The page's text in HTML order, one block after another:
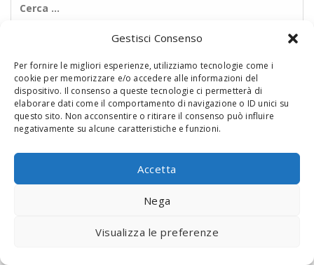
Gestisci Consenso
Per fornire le migliori esperienze, utilizziamo tecnologie come i
cookie per memorizzare e/o accedere alle informazioni del
dispositivo. Il consenso a queste tecnologie ci permetterà di
elaborare dati come il comportamento di navigazione o ID unici su
questo sito. Non acconsentire o ritirare il consenso può influire
negativamente su alcune caratteristiche e funzioni.
Accetta
Nega
Visualizza le preferenze
© 2020 Digital Touch Menu. Menu realizzato da